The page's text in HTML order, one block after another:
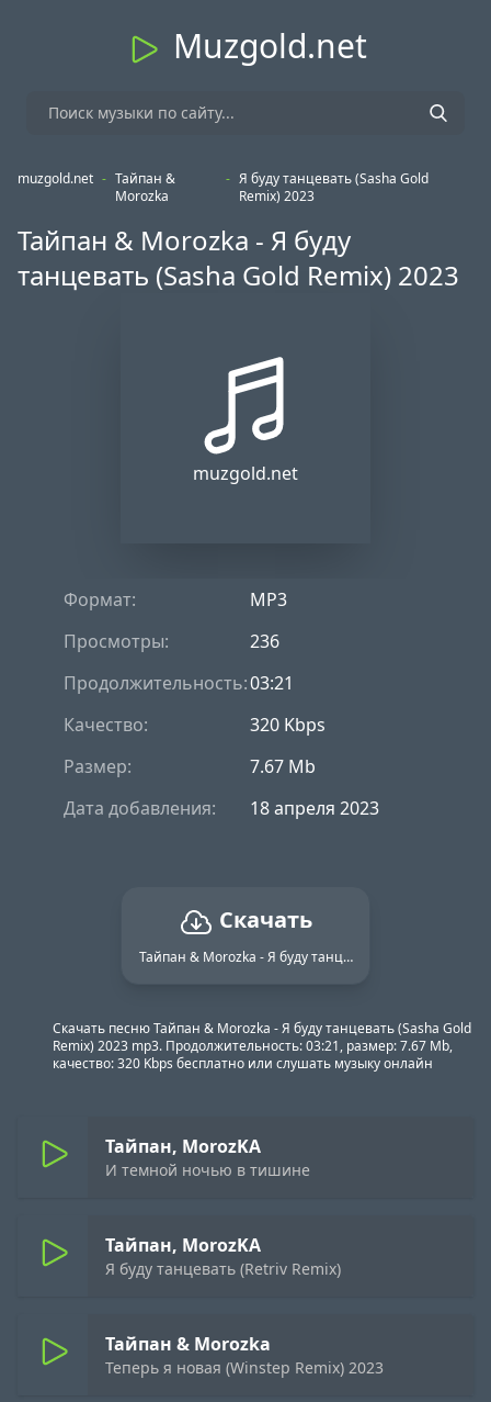
Muzgold.net
muzgold.net - Тайпан &
Morozka
- Я буду танцевать (Sasha Gold
Remix) 2023
Тайпан & Morozka - Я буду
танцевать (Sasha Gold Remix) 2023
muzgold.net
Формат:
MP3
Просмотры:
236
Продолжительность:03:21
Качество:
320 Kbps
Размер:
7.67 Mb
Дата добавления:
18 апреля 2023
Скачать
Тайпан & Morozka - Я буду танцевать (Sasha Gold Remix) 2023
Скачать песню Тайпан & Morozka - Я буду танцевать (Sasha Gold
Remix) 2023 mp3. Продолжительность: 03:21, размер: 7.67 Mb,
качество: 320 Kbps бесплатно или слушать музыку онлайн
Тайпан, MorozKA
И темной ночью в тишине
Тайпан, MorozKA
Я буду танцевать (Retriv Remix)
Тайпан & Morozka
Теперь я новая (Winstep Remix) 2023